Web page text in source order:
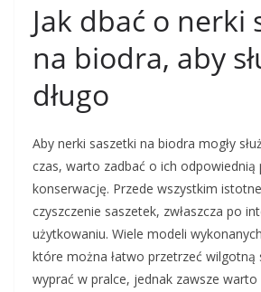
Jak dbać o nerki
na biodra, aby
długo
Aby nerki saszetki na biodra mogły
czas, warto zadbać o ich odpowiednią
konserwację. Przede wszystkim
czyszczenie saszetek, zwłaszcza po
użytkowaniu. Wiele modeli
które można łatwo przetrzeć wilgotną
wyprać w pralce, jednak zawsze warto